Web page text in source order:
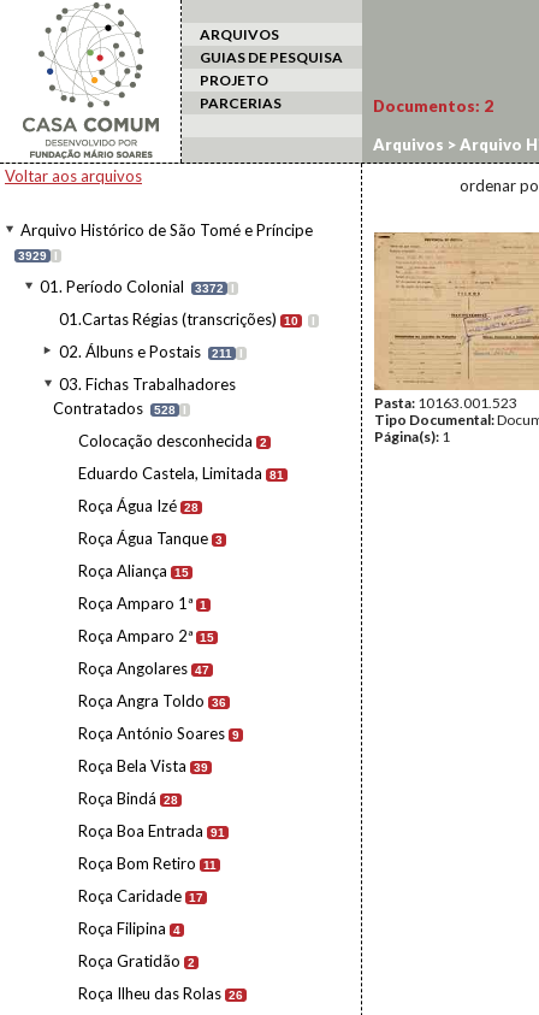
ARQUIVOS
GUIAS DE PESQUISA
PROJETO
PARCERIAS
Voltar aos arquivos
Arquivo Histórico de São Tomé e Príncipe
3929 I
01. Período Colonial 3372 I
01.Cartas Régias (transcrições) 10 I
02. Álbuns e Postais 211 I
03. Fichas Trabalhadores
Contratados
528 I
Colocação desconhecida 2
Eduardo Castela, Limitada 81
Roça Água Izé 28
Roça Água Tanque 3
Roça Aliança 15
Roça Amparo 1ª 1
Roça Amparo 2ª 15
Roça Angolares 47
Roça Angra Toldo 36
Roça António Soares 9
Roça Bela Vista 39
Roça Bindá 28
Roça Boa Entrada 91
Roça Bom Retiro 11
Roça Caridade 17
Roça Filipina 4
Roça Gratidão 2
Roça Ilheu das Rolas 26
Documentos: 2
Arquivos >Arquivo
Contratados>Roça
ordenar
Pasta: 10163.001.523
Tipo Documental:
Página(s): 1